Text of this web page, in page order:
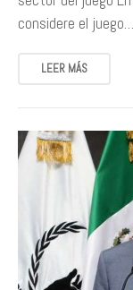
considere el juego…
LEER MÁS